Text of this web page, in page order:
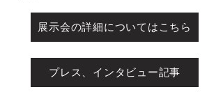
展示会の詳細についてはこちら
プレス、インタビュー記事